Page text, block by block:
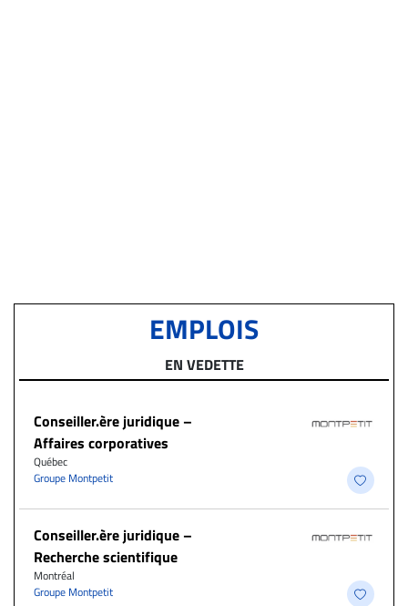
EMPLOIS
EN VEDETTE
Conseiller.ère juridique –
Affaires corporatives
Québec
Groupe Montpetit
Conseiller.ère juridique –
Recherche scientifique
Montréal
Groupe Montpetit